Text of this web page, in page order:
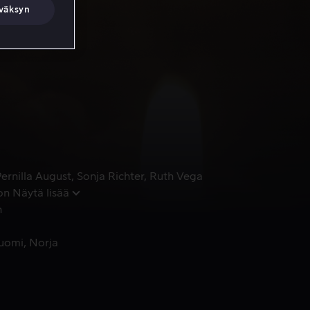
August Sonja Richter
Ruth Vega
Näytä lisää
Norja